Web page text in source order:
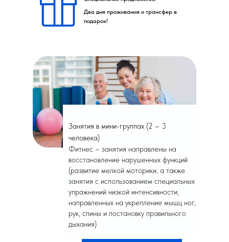
Два дня проживания и трансфер в
подарок!
Фитнес – занятия направлены на
восстановление нарушенных функций
(развитие мелкой моторики, а также
занятия с использованием специальных
упражнений низкой интенсивности,
направленных на укрепление мышц ног,
рук, спины и постановку правильного
дыхания)
Занятия в мини-группах (2 – 3
человека)